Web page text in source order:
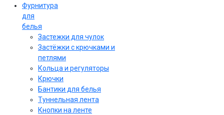
Фурнитура
для
белья
Застежки для чулок
Застёжки с крючками и
петлями
Кольца и регуляторы
Крючки
Бантики для белья
Туннельная лента
Кнопки на ленте